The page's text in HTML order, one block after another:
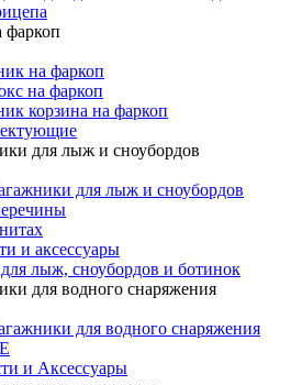
фаркоп
на фаркоп
на фаркоп
корзина на фаркоп
для лыж и сноубордов
для лыж и сноубордов
и аксессуары
лыж, сноубордов и ботинок
для водного снаряжения
для водного снаряжения
и Аксессуары